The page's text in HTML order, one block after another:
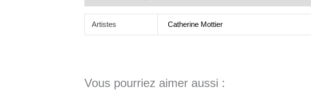
Artistes Catherine Mottier
Vous pourriez aimer aussi :